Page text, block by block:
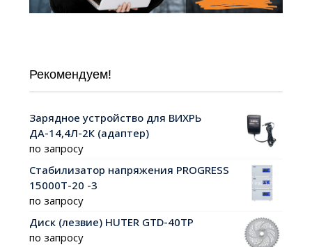
Рекомендуем!
Зарядное устройство для ВИХРЬ
ДА-14,4Л-2К (адаптер)
по запросу
Стабилизатор напряжения PROGRESS
15000Т-20 -3
по запросу
Диск (лезвие) HUTER GTD-40TP
по запросу